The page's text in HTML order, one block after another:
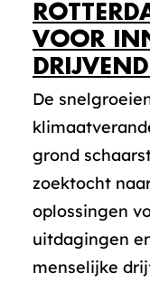
VOOR
De
grond
zoektocht
oplossingen
uitdagingen
menselijke